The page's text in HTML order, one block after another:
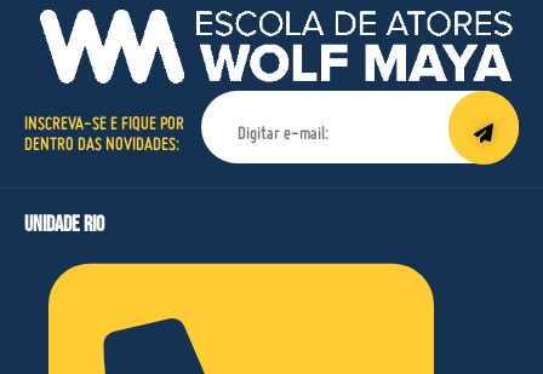
INSCREVA-SE E FIQUE POR
DENTRO DAS NOVIDADES:
unidade rio